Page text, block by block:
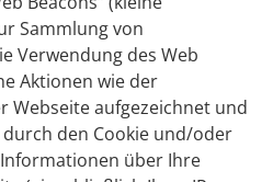
Sammlung von
Verwendung des Web
Aktionen wie der
Webseite aufgezeichnet und
den Cookie und/oder
über Ihre